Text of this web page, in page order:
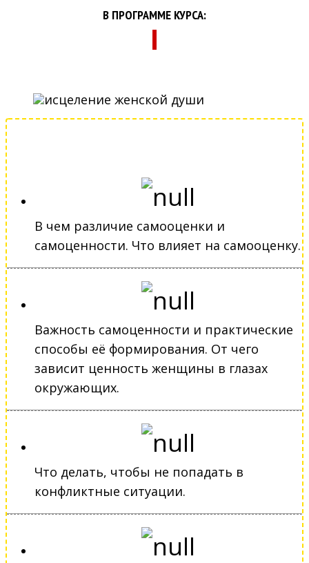
В ПРОГРАММЕ КУРСА:
В чем различие самооценки и
самоценности. Что влияет на самооценку.
Важность самоценности и практические
способы её формирования. От чего
зависит ценность женщины в глазах
окружающих.
Что делать, чтобы не попадать в
конфликтные ситуации.